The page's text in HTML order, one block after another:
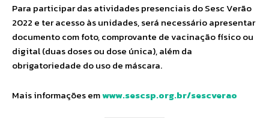
Para participar das atividades presenciais do Sesc Verão
2022 e ter acesso às unidades, será necessário apresentar
documento com foto, comprovante de vacinação físico ou
digital (duas doses ou dose única), além da
obrigatoriedade do uso de máscara.
Mais informações emwww.sescsp.org.br/sescverao